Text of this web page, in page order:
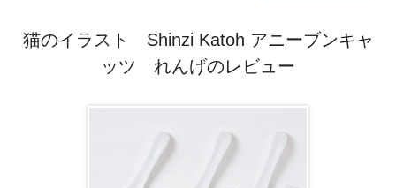
猫のイラスト Shinzi Katoh アニーブンキャ
ッツ れんげのレビュー